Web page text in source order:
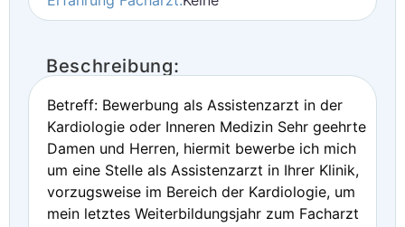
Beschreibung:
Betreff: Bewerbung als Assistenzarzt in der
Kardiologie oder Inneren Medizin Sehr geehrte
Damen und Herren, hiermit bewerbe ich mich
um eine Stelle als Assistenzarzt in Ihrer Klinik,
vorzugsweise im Bereich der Kardiologie, um
mein letztes Weiterbildungsjahr zum Facharzt